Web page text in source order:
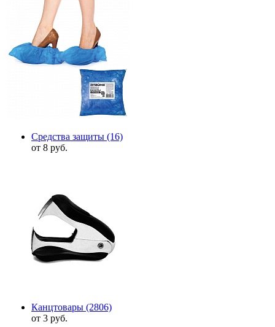
Средства защиты (16)
от 8 руб.
Канцтовары (2806)
от 3 руб.